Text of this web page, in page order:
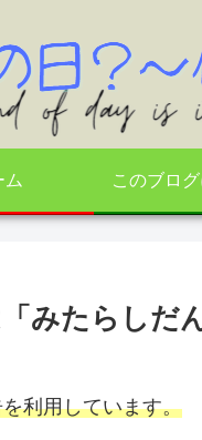
ム このブロ
みたらしだ
利用しています。